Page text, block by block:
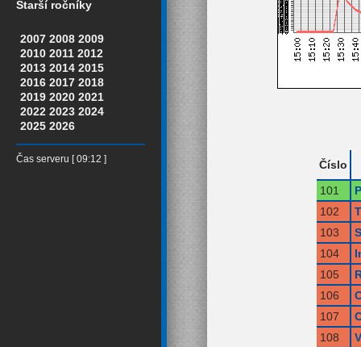
Starší ročníky
2007 2008 2009
2010 2011 2012
2013 2014 2015
2016 2017 2018
2019 2020 2021
2022 2023 2024
2025 2026
Čas serveru [ 09:12 ]
Číslo
101
102
103
104
105
106
107
108